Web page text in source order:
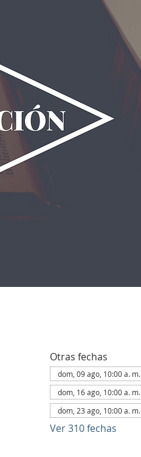
Otras fechas
dom, 09 ago, 10:00 a. m.
dom, 16 ago, 10:00 a. m.
dom, 23 ago, 10:00 a. m.
Ver 310 fechas